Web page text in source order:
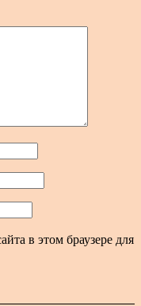
в этом браузере для